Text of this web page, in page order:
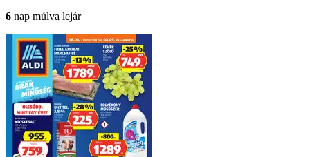
6 nap múlva lejár